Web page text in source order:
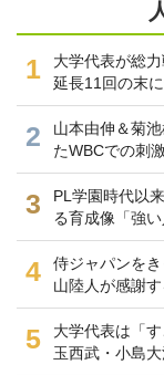
1
大学代表が総
延長11回の末
2
山本由伸＆菊
たWBCでの刺
3
PL学園時代以
る育成像「強い
4
侍ジャパンを
山陸人が感謝
5
大学代表は「
玉西武・小島